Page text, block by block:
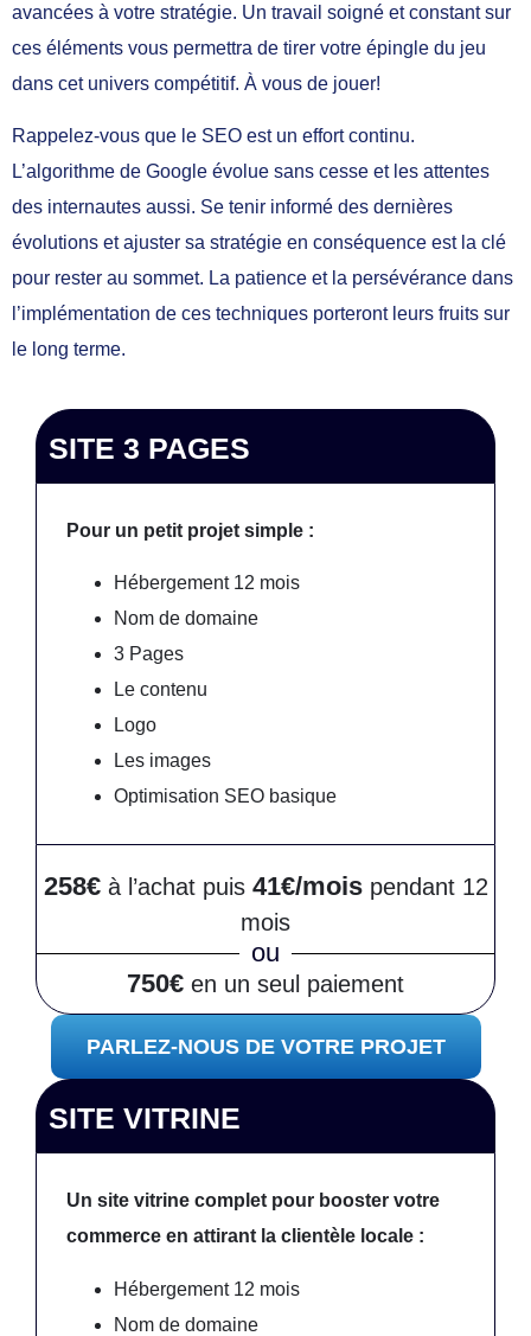
avancées à votre stratégie. Un travail soigné et constant sur
ces éléments vous permettra de tirer votre épingle du jeu
dans cet univers compétitif. À vous de jouer!
Rappelez-vous que le SEO est un effort continu.
L’algorithme de Google évolue sans cesse et les attentes
des internautes aussi. Se tenir informé des dernières
évolutions et ajuster sa stratégie en conséquence est la clé
pour rester au sommet. La patience et la persévérance dans
l’implémentation de ces techniques porteront leurs fruits sur
le long terme.
SITE 3 PAGES
Pour un petit projet simple :
Hébergement 12 mois
Nom de domaine
3 Pages
Le contenu
Logo
Les images
Optimisation SEO basique
258€ à l’achat puis 41€/mois pendant 12
mois
ou
750€ en un seul paiement
PARLEZ-NOUS DE VOTRE PROJET
SITE VITRINE
Un site vitrine complet pour booster votre
commerce en attirant la clientèle locale :
Hébergement 12 mois
Nom de domaine